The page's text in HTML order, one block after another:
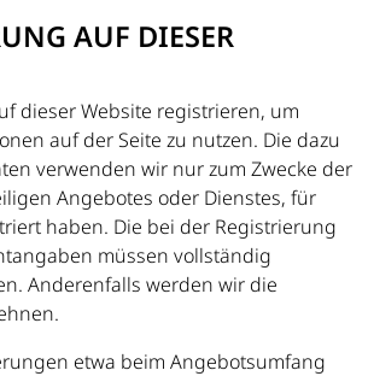
AUF DIESER
dieser Website registrieren, um
auf der Seite zu nutzen. Die dazu
verwenden wir nur zum Zwecke der
Angebotes oder Dienstes, für
haben. Die bei der Registrierung
müssen vollständig
Anderenfalls werden wir die
etwa beim Angebotsumfang